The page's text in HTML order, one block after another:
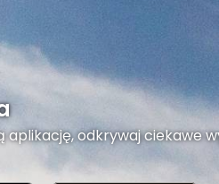
aplikację, odkrywaj ciekawe